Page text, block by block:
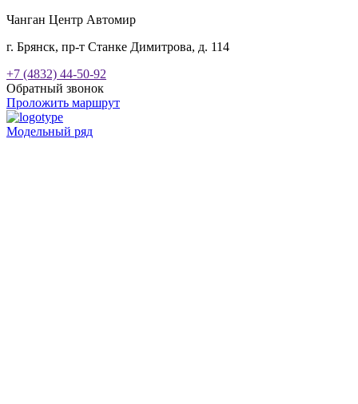
Чанган Центр Автомир
г. Брянск, пр-т Станке Димитрова, д. 114
+7 (4832) 44-50-92
Обратный звонок
Проложить маршрут
Модельный ряд